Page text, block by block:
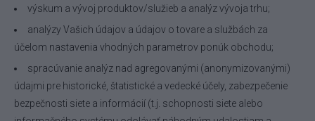
výskum a vývoj produktov/služieb a analýz vývoja trhu;
analýzy Vašich údajov a údajov o tovare a službách za
účelom nastavenia vhodných parametrov ponúk obchodu;
spracúvanie analýz nad agregovanými (anonymizovanými)
údajmi pre historické, štatistické a vedecké účely, zabezpečenie
bezpečnosti siete a informácií (t.j. schopnosti siete alebo